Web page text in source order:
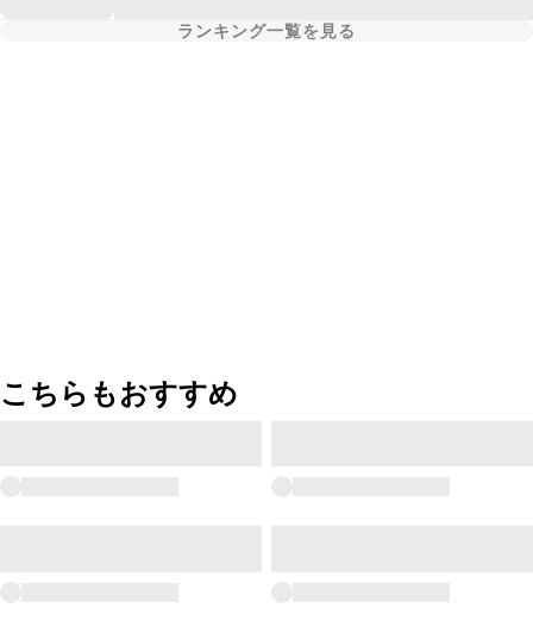
ランキング一覧を見る
こちらもおすすめ